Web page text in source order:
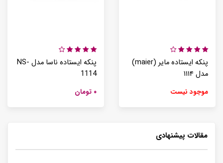
پنکه ایستاده ناسا مدل NS-
1114
۰ تومان
پنکه ایستاده مایر (maier)
مدل ۱۱۱۴
موجود نیست
مقالات پیشنهادی